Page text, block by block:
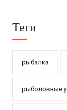
Теги
рыбалка
рыболовные